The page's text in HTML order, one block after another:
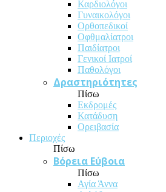
Καρδιολόγοι
Γυναικολόγοι
Ορθοπεδικοί
Οφθμαλίατροι
Παιδίατροι
Γενικοί Ιατροί
Παθολόγοι
Δραστηριότητες
Πίσω
Εκδρομές
Κατάδυση
Ορειβασία
Περιοχές
Πίσω
Βόρεια Εύβοια
Πίσω
Αγία Άννα